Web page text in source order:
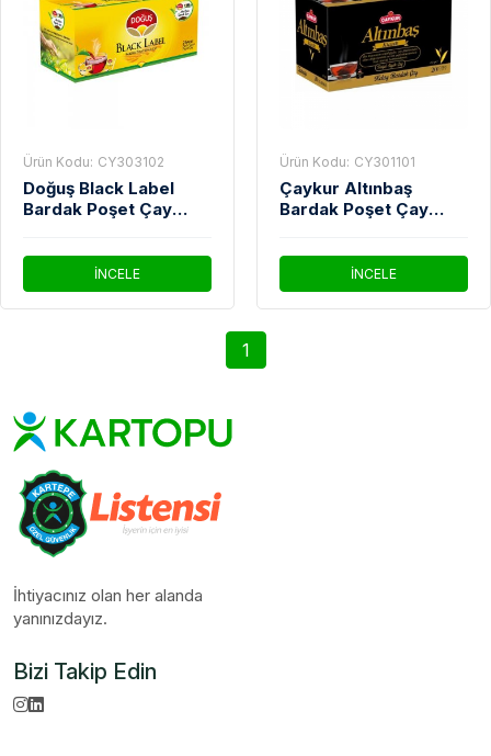
Ürün Kodu: CY303102
Doğuş Black Label
Bardak Poşet Çay
İNCELE
Ürün Kodu: CY301101
Çaykur Altınbaş
Bardak Poşet Çay
İNCELE
1
İhtiyacınız olan her alanda
yanınızdayız.
Bizi Takip Edin